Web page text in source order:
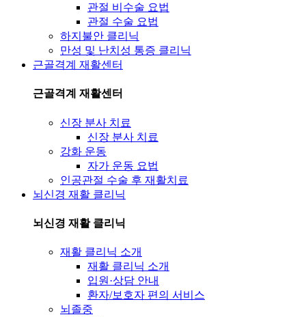
관절 비수술 요법
관절 수술 요법
하지불안 클리닉
만성 및 난치성 통증 클리닉
근골격계 재활센터
근골격계 재활센터
신장 분사 치료
신장 분사 치료
강화 운동
자가 운동 요법
인공관절 수술 후 재활치료
뇌신경 재활 클리닉
뇌신경 재활 클리닉
재활 클리닉 소개
재활 클리닉 소개
입원·상담 안내
환자/보호자 편의 서비스
뇌졸중